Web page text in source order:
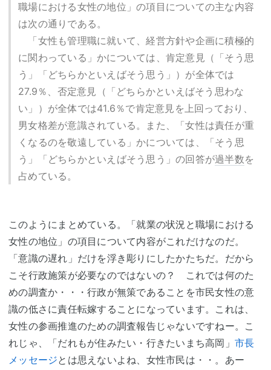
職場における女性の地位」の項目についての主な内容
は次の通りである。
「女性も管理職に就いて、経営方針や企画に積極的
に関わっている」かについては、肯定意見（「そう思
う」「どちらかといえばそう思う」）が全体では
27.9％、否定意見（「どちらかといえばそう思わな
い」）が全体では41.6％で肯定意見を上回っており、
男女格差が意識されている。また、「女性は責任が重
くなるのを敬遠している」かについては、「そう思
う」「どちらかといえばそう思う」の回答が過半数を
占めている。
このようにまとめている。「就業の状況と職場における
女性の地位」の項目について内容がこれだけなのだ。
「意識の遅れ」だけを浮き彫りにしたかたちだ。だから
こそ行政施策が必要なのではないの？ これでは何のた
めの調査か・・・行政が無策であることを市民女性の意
識の低さに責任転嫁することになっています。これは、
女性の参画推進のための調査報告じゃないですねー。こ
れじゃ、「だれもが住みたい・行きたいまち高岡」 市長
メッセージとは思えないよね、女性市民は・・。あー